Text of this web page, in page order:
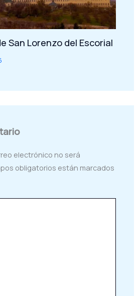
San Lorenzo del Escorial
electrónico no será
obligatorios están marcados